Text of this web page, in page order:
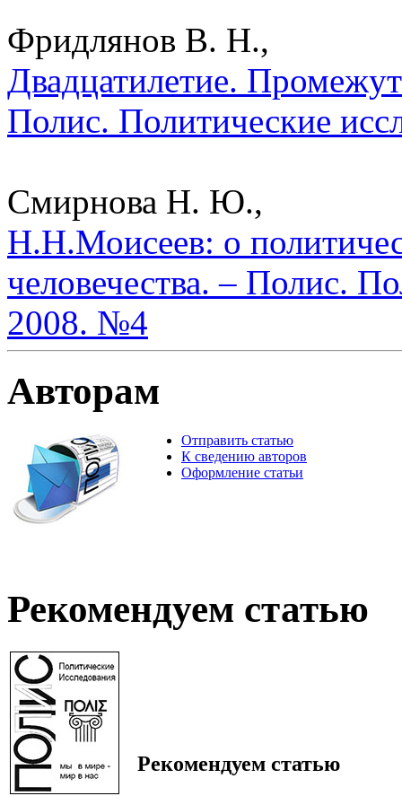
Фридлянов В. Н.,
Двадцатилетие.
Полис. Политические
Смирнова Н. Ю.,
Н.Н.Моисеев: о
человечества. – Полис.
2008. №4
Авторам
Отправить статью
К сведению авторов
Оформление статьи
Рекомендуем статью
Рекомендуем статью